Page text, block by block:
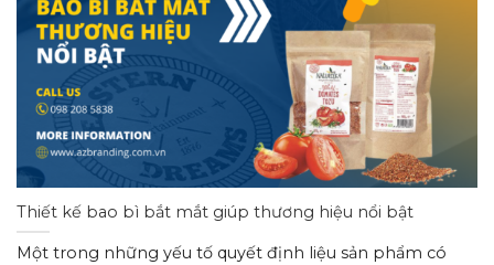
Thiết kế bao bì bắt mắt giúp thương hiệu nổi bật
Một trong những yếu tố quyết định liệu sản phẩm có